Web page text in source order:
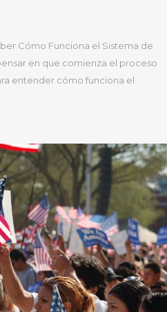
Cómo Funciona el Sistema de
en que comienza el proceso
entender cómo funciona el